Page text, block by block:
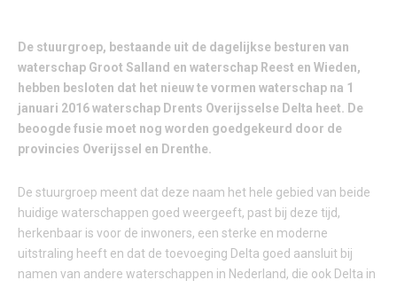
De stuurgroep, bestaande uit de dagelijkse besturen van
waterschap Groot Salland en waterschap Reest en Wieden,
hebben besloten dat het nieuw te vormen waterschap na 1
januari 2016 waterschap Drents Overijsselse Delta heet. De
beoogde fusie moet nog worden goedgekeurd door de
provincies Overijssel en Drenthe.
De stuurgroep meent dat deze naam het hele gebied van beide
huidige waterschappen goed weergeeft, past bij deze tijd,
herkenbaar is voor de inwoners, een sterke en moderne
uitstraling heeft en dat de toevoeging Delta goed aansluit bij
namen van andere waterschappen in Nederland, die ook Delta in